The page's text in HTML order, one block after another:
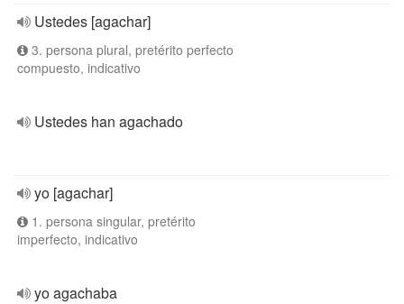
Ustedes [agachar]
3. persona plural, pretérito perfecto
compuesto, indicativo
Ustedes han agachado
yo [agachar]
1. persona singular, pretérito
imperfecto, indicativo
yo agachaba